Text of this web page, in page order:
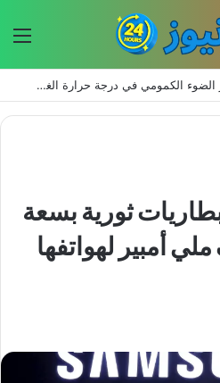
تقنية ميكانيكية تضبط مصادر الضوء الكمومي في درجة حرارة الغرفة
ثورية بسعة
20 ألف ملي أمبير لهواتفها